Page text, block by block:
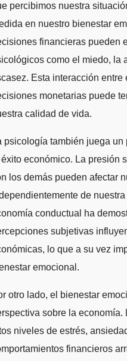
percibimos nuestra
en nuestro bienestar
financieras pueden
como el miedo, la
Esta interacción
monetarias puede
calidad de vida.
psicología también juega
económico. La presión
los demás pueden afectar
de
conductual ha
subjetivas
lo que a su vez
emocional.
otro lado, el bienestar
sobre la
niveles de estrés,
financieros